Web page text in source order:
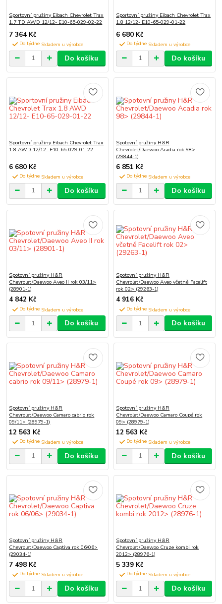
Sportovní pružiny Eibach Chevrolet Trax
1.7 TD AWD 12/12- E10-65-029-02-22
7 364 Kč
Do týdne
Do košíku
Sportovní pružiny Eibach Chevrolet Trax
1.8 12/12- E10-65-029-01-22
6 680 Kč
Do týdne
Do košíku
Sportovní pružiny Eibach Chevrolet Trax
1.8 AWD 12/12- E10-65-029-01-22
6 680 Kč
Do týdne
Do košíku
Spotovní pružiny H&R
Chevrolet/Daewoo Acadia rok 98>
(29844-1)
6 851 Kč
Do týdne
Do košíku
Spotovní pružiny H&R
Chevrolet/Daewoo Aveo II rok 03/11>
(28901-1)
4 842 Kč
Do týdne
Do košíku
Spotovní pružiny H&R
Chevrolet/Daewoo Aveo včetně Facelift
rok 02> (29263-1)
4 916 Kč
Do týdne
Do košíku
Spotovní pružiny H&R
Chevrolet/Daewoo Camaro cabrio rok
09/11> (28979-1)
12 563 Kč
Do týdne
Do košíku
Spotovní pružiny H&R
Chevrolet/Daewoo Camaro Coupé rok
09> (28979-1)
12 563 Kč
Do týdne
Do košíku
Spotovní pružiny H&R
Chevrolet/Daewoo Captiva rok 06/06>
(29034-1)
7 498 Kč
Do týdne
Do košíku
Spotovní pružiny H&R
Chevrolet/Daewoo Cruze kombi rok
2012> (28976-1)
5 339 Kč
Do týdne
Do košíku